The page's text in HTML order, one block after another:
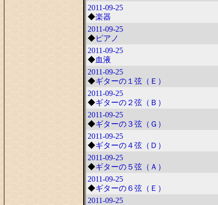
2011-09-25
◆楽器
2011-09-25
◆ピアノ
2011-09-25
◆血液
2011-09-25
◆ギターの１弦（Ｅ）
2011-09-25
◆ギターの２弦（Ｂ）
2011-09-25
◆ギターの３弦（Ｇ）
2011-09-25
◆ギターの４弦（Ｄ）
2011-09-25
◆ギターの５弦（Ａ）
2011-09-25
◆ギターの６弦（Ｅ）
2011-09-25